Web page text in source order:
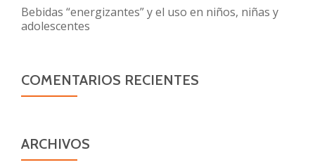
Bebidas “energizantes” y el uso en niños, niñas y
adolescentes
COMENTARIOS RECIENTES
ARCHIVOS